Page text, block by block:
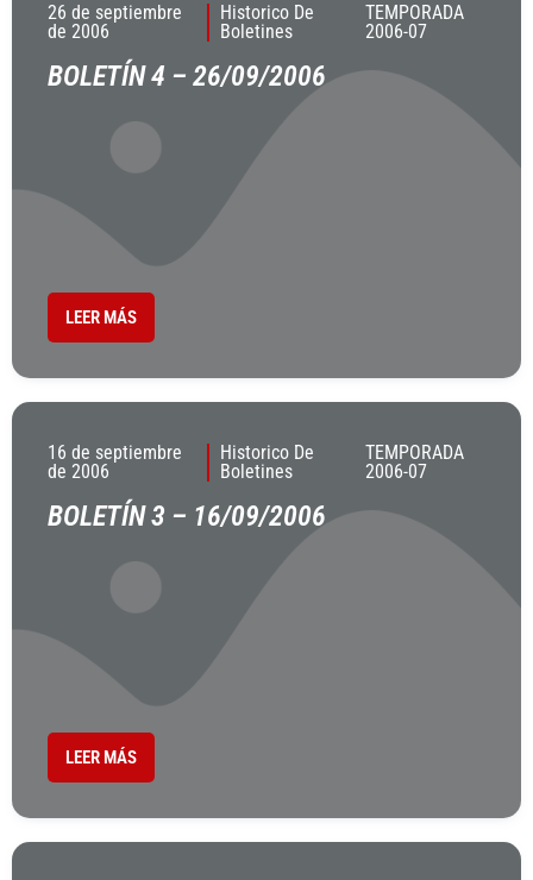
26 de septiembre
de 2006
Historico De
Boletines
TEMPORADA
2006-07
BOLETÍN 4 – 26/09/2006
LEER MÁS
16 de septiembre
de 2006
Historico De
Boletines
TEMPORADA
2006-07
BOLETÍN 3 – 16/09/2006
LEER MÁS